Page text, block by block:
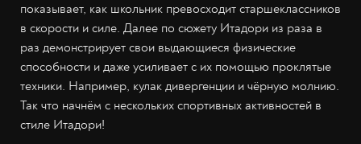
показывает, как школьник превосходит старшеклассников
в скорости и силе. Далее по сюжету Итадори из раза в
раз демонстрирует свои выдающиеся физические
способности и даже усиливает с их помощью проклятые
техники. Например, кулак дивергенции и чёрную молнию.
Так что начнём с нескольких спортивных активностей в
стиле Итадори!